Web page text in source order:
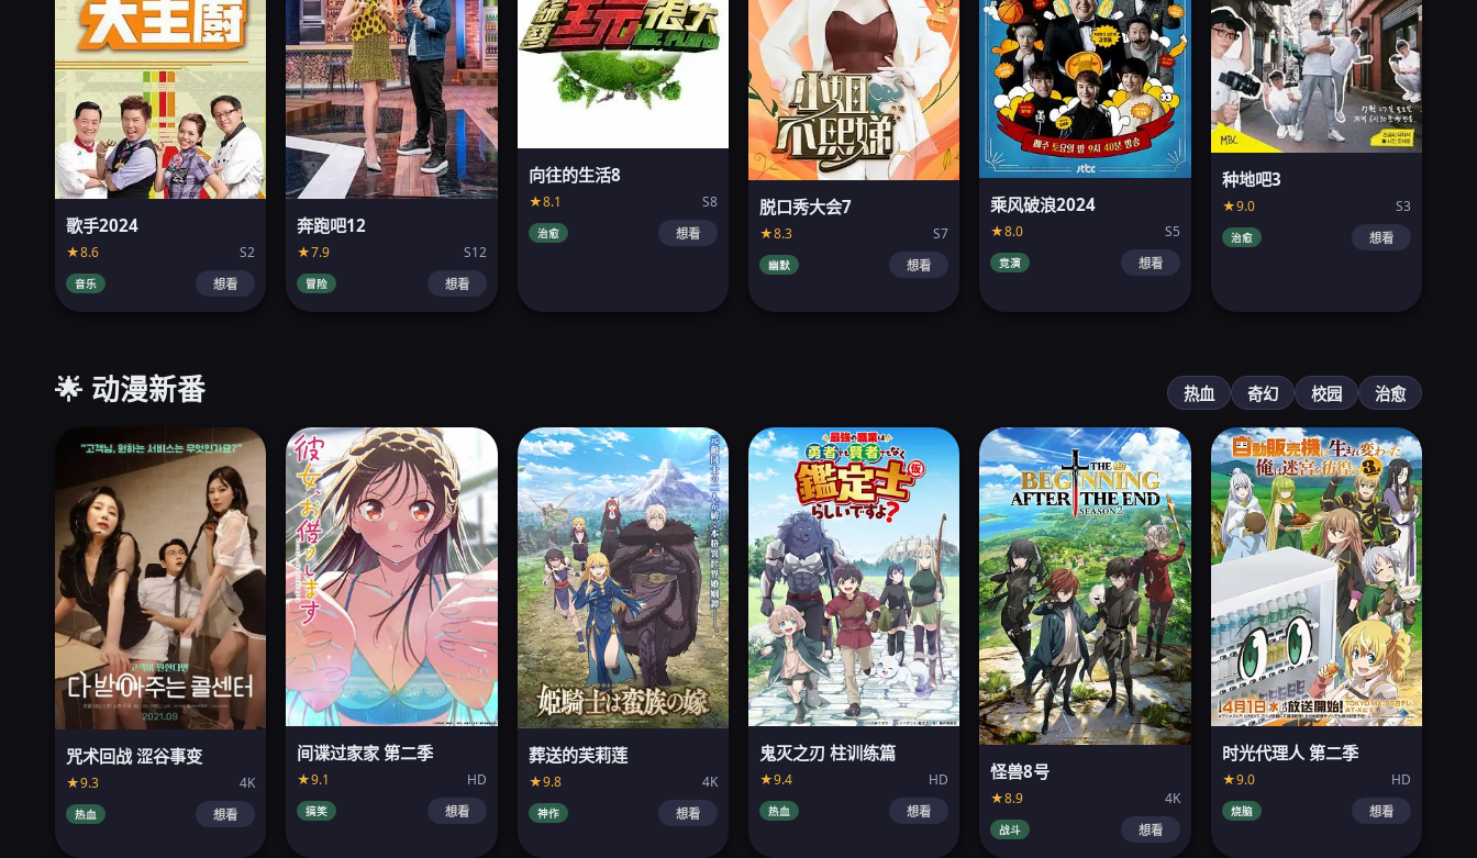
歌手2024
★8.6 S2
音乐 想看
奔跑吧12
★7.9 S12
冒险 想看
向往的生活8
★8.1 S8
治愈 想看
脱口秀大会7
★8.3 S7
幽默 想看
乘风破浪2024
★8.0 S5
竞演 想看
种地吧3
★9.0 S3
治愈 想看
🌟 动漫新番 热血 奇幻 校园 治愈
咒术回战 涩谷事变
★9.3 4K
热血 想看
间谍过家家 第二季
★9.1 HD
搞笑 想看
葬送的芙莉莲
★9.8 4K
神作 想看
鬼灭之刃 柱训练篇
★9.4 HD
热血 想看
怪兽8号
★8.9 4K
战斗 想看
时光代理人 第二季
★9.0 HD
烧脑 想看